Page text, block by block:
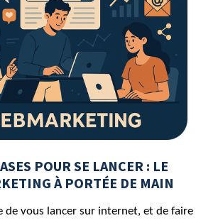
POUR SE LANCER : LE
À PORTÉE DE MAIN
de vous lancer sur internet, et de faire